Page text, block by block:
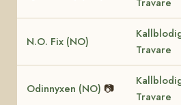
N.O. Fix (NO)
Travare
Odinnyxen (NO) 📷
Travare